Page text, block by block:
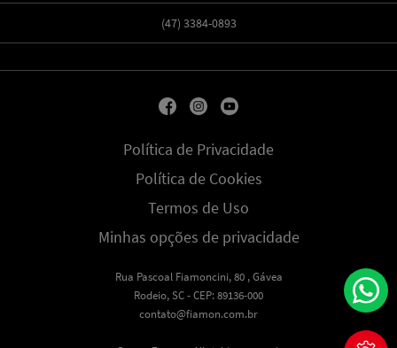
(47) 3384-0893
Política de Privacidade
Política de Cookies
Termos de Uso
Minhas opções de privacidade
Rua Pascoal Fiamoncini, 80 , Gávea
Rodeio, SC - CEP: 89136-000
contato@fiamon.com.br